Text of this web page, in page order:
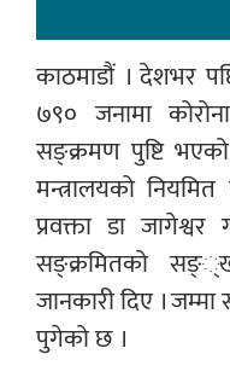
काठमाडौं । देशभर
७९० जनामा
सङ्क्रमण पुष्टि
मन्त्रालयको
प्रवक्ता डा
सङ्क्रमितको
जानकारी दिए ।
पुगेको छ ।